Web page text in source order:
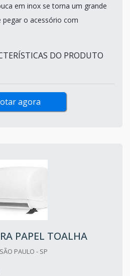
em inox se torna um grande
o acessório com
DO PRODUTO
agora
PAPEL TOALHA
PAULO - SP